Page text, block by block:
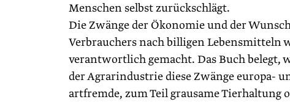
Menschen selbst zurückschlägt.
Die Zwänge der Ökonomie und der
Verbrauchers nach billigen Lebensmitteln
verantwortlich gemacht. Das Buch belegt,
der Agrarindustrie diese Zwänge europa-
artfremde, zum Teil grausame Tierhaltung